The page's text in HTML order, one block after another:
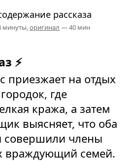
рассказа
минуты, оригинал — 40 мин
⚡
приезжает на отдых
где
кража, а затем
выясняет, что оба
совершили члены
враждующий семей.